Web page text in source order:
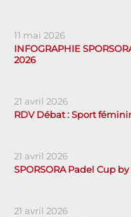
11 mai 2026
INFOGRAPHIE
2026
21 avril 2026
RDV Débat : Sport
21 avril 2026
SPORSORA Padel Cup
21 avril 2026